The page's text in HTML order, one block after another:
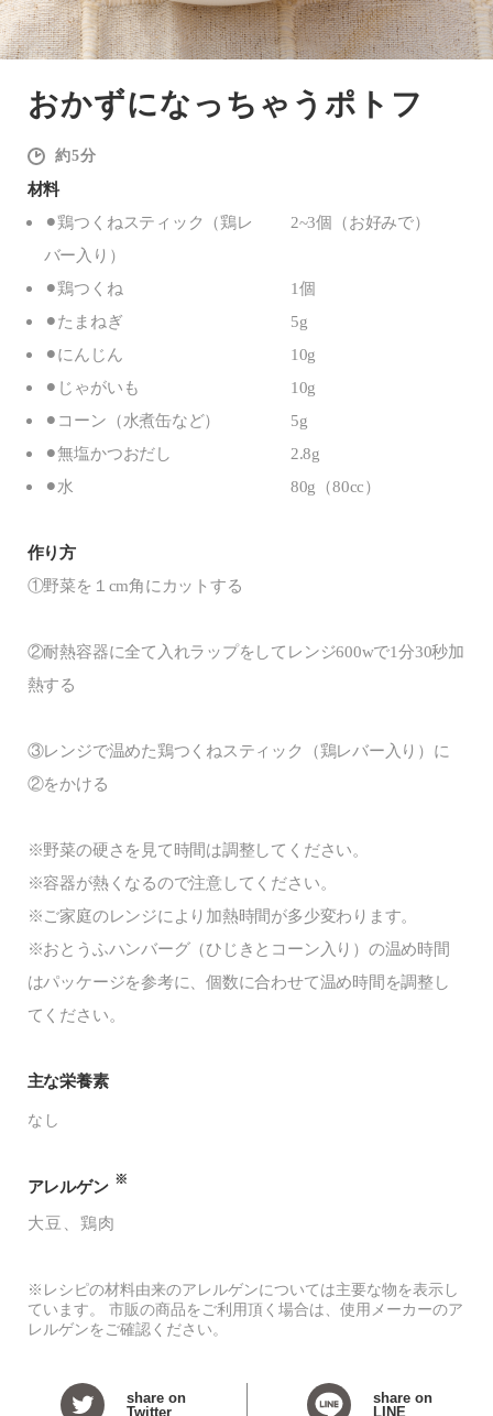
おかずになっちゃうポトフ
5
材料
⚫︎鶏つくねスティック（鶏レ
バー入り）
2~3個（お好みで）
⚫︎鶏つくね 1個
⚫︎たまねぎ 5g
⚫︎にんじん 10g
⚫︎じゃがいも 10g
⚫︎コーン（水煮缶など） 5g
⚫︎無塩かつおだし 2.8g
⚫︎⽔ 80g（80cc）
作り方
①野菜を１cm⾓にカットする
②耐熱容器に全て⼊れラップをしてレンジ600wで1分30秒加
熱する
③レンジで温めた鶏つくねスティック（鶏レバー入り）に
②をかける
※野菜の硬さを⾒て時間は調整してください。
※容器が熱くなるので注意してください。
※ご家庭のレンジにより加熱時間が多少変わります。
※おとうふハンバーグ（ひじきとコーン入り）の温め時間
はパッケージを参考に、個数に合わせて温め時間を調整し
てください。
主な栄養素
なし
アレルゲン ※
大豆 鶏肉
※レシピの材料由来のアレルゲンについては主要な物を表示し
ています。 市販の商品をご利用頂く場合は、使用メーカーのア
レルゲンをご確認ください。
share on
Twitter
share on
LINE